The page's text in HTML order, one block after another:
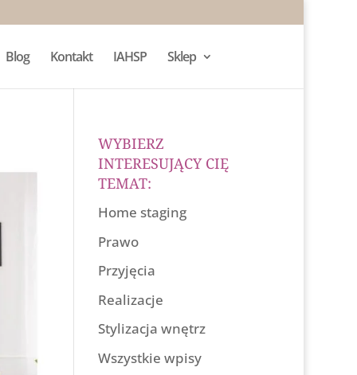
Blog Kontakt IAHSP Sklep
WYBIERZ
INTERESUJĄCY CIĘ
TEMAT:
Home staging
Prawo
Przyjęcia
Realizacje
Stylizacja wnętrz
Wszystkie wpisy